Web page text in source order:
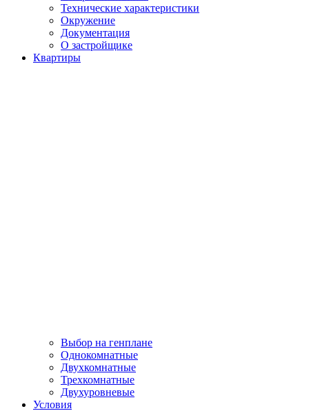
Технические характеристики
Окружение
Документация
О застройщике
Квартиры
Выбор на генплане
Однокомнатные
Двухкомнатные
Трехкомнатные
Двухуровневые
Условия